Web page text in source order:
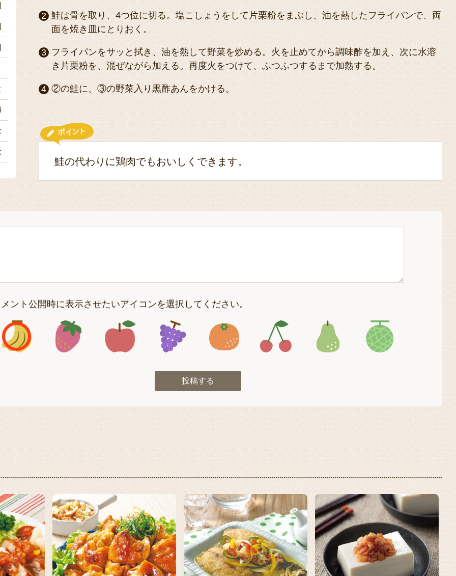
鮭は骨を取り、4つ位に切る。塩こしょうをして片栗粉をまぶし、油を熱したフライパンで、両
面を焼き皿にとりおく。
フライパンをサッと拭き、油を熱して野菜を炒める。火を止めてから調味酢を加え、次に水溶
き片栗粉を、混ぜながら加える。再度火をつけて、ふつふつするまで加熱する。
②の鮭に、③の野菜入り黒酢あんをかける。
鮭の代わりに鶏肉でもおいしくできます。
ント公開時に表示させたいアイコンを選択してください。
アイコン1 アイコン2 アイコン3 アイコン4 アイコン5 アイコン6 アイコン7
投稿する